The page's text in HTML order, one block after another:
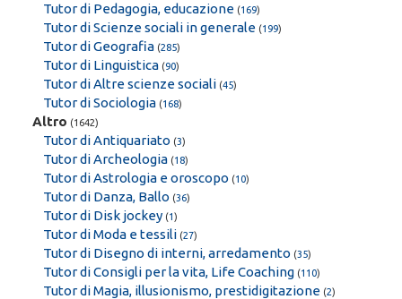
Tutor di Pedagogia, educazione (169)
Tutor di Scienze sociali in generale (199)
Tutor di Geografia (285)
Tutor di Linguistica (90)
Tutor di Altre scienze sociali (45)
Tutor di Sociologia (168)
Altro (1642)
Tutor di Antiquariato (3)
Tutor di Archeologia (18)
Tutor di Astrologia e oroscopo (10)
Tutor di Danza, Ballo (36)
Tutor di Disk jockey (1)
Tutor di Moda e tessili (27)
Tutor di Disegno di interni, arredamento (35)
Tutor di Consigli per la vita, Life Coaching (110)
Tutor di Magia, illusionismo, prestidigitazione (2)